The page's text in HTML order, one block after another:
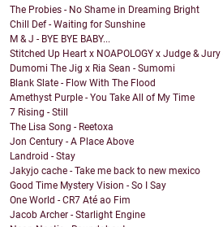
The Probies - No Shame in Dreaming Bright
Chill Def - Waiting for Sunshine
M & J - BYE BYE BABY...
Stitched Up Heart x NOAPOLOGY x Judge & Jury
Dumomi The Jig x Ria Sean - Sumomi
Blank Slate - Flow With The Flood
Amethyst Purple - You Take All of My Time
7 Rising - Still
The Lisa Song - Reetoxa
Jon Century - A Place Above
Landroid - Stay
Jakyjo cache - Take me back to new mexico
Good Time Mystery Vision - So I Say
One World - CR7 Até ao Fim
Jacob Archer - Starlight Engine